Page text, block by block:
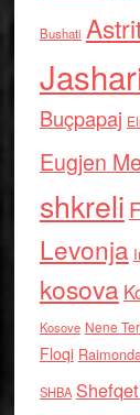
Bushati
Buçpapaj
Eugjen
shkreli
Levonja
kosova
Kosove Nene
Floqi
SHBA